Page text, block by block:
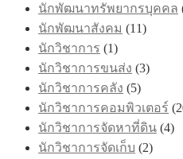
นักพัฒนาทรัพยากรบุคคล
นักพัฒนาสังคม (11)
นักวิชาการ (1)
นักวิชาการขนส่ง (3)
นักวิชาการคลัง (5)
นักวิชาการคอมพิวเตอร์
นักวิชาการจัดหาที่ดิน (4)
นักวิชาการจัดเก็บ (2)